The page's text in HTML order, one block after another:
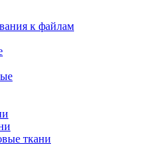
к файлам
ткани